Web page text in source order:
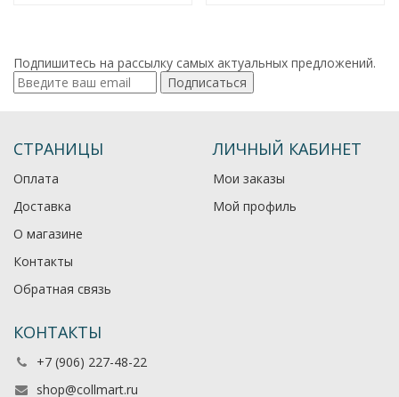
Подпишитесь на рассылку самых актуальных предложений.
Подписаться
СТРАНИЦЫ
Оплата
Доставка
О магазине
Контакты
Обратная связь
ЛИЧНЫЙ КАБИНЕТ
Мои заказы
Мой профиль
КОНТАКТЫ
+7 (906) 227-48-22
shop@collmart.ru